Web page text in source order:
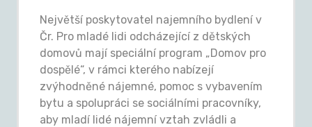
Největší poskytovatel najemního bydlení v
Čr. Pro mladé lidi odcházející z dětských
domovů mají speciální program „Domov pro
dospělé“, v rámci kterého nabízejí
zvýhodněné nájemné, pomoc s vybavením
bytu a spolupráci se sociálními pracovníky,
aby mladí lidé nájemní vztah zvládli a